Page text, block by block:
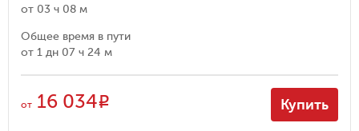
от 03 ч 08 м
Общее время в пути
от 1 дн 07 ч 24 м
от 16 034R Купить